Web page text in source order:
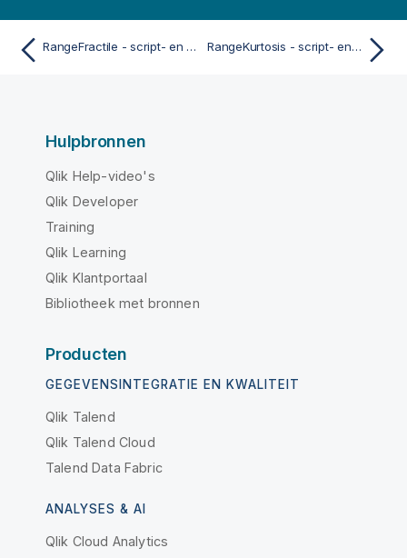
RangeFractile - script- en diagramfunctie RangeKurtosis - script- en diagramfunctie
Hulpbronnen
Qlik Help-video's
Qlik Developer
Training
Qlik Learning
Qlik Klantportaal
Bibliotheek met bronnen
Producten
GEGEVENSINTEGRATIE EN KWALITEIT
Qlik Talend
Qlik Talend Cloud
Talend Data Fabric
ANALYSES & AI
Qlik Cloud Analytics